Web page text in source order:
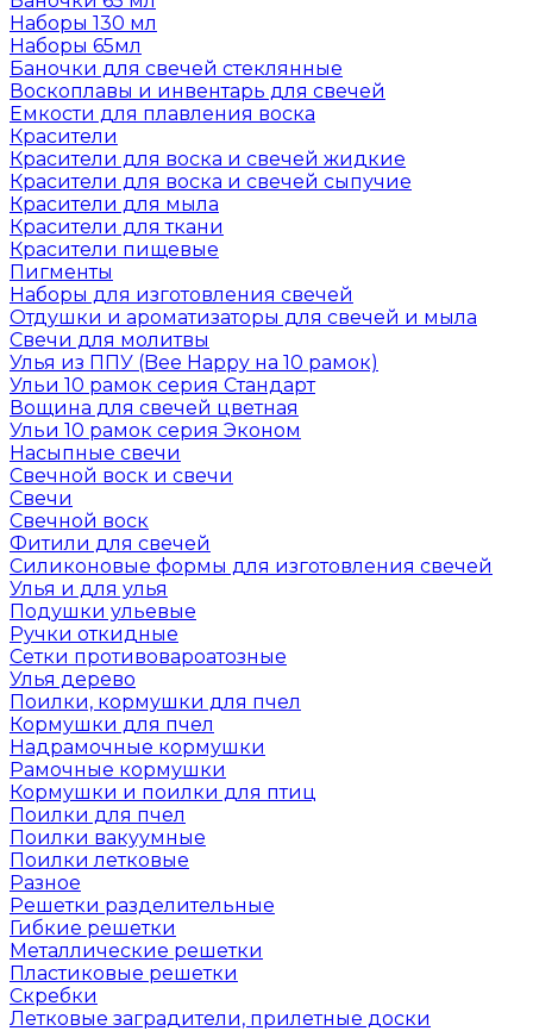
Наборы 130 мл
Наборы 65мл
Баночки для свечей стеклянные
Воскоплавы и инвентарь для свечей
Емкости для плавления воска
Красители
Красители для воска и свечей жидкие
Красители для воска и свечей сыпучие
Красители для мыла
Красители для ткани
Красители пищевые
Пигменты
Наборы для изготовления свечей
Отдушки и ароматизаторы для свечей и мыла
Свечи для молитвы
Улья из ППУ (Bee Happy на 10 рамок)
Ульи 10 рамок серия Стандарт
Вощина для свечей цветная
Ульи 10 рамок серия Эконом
Насыпные свечи
Свечной воск и свечи
Свечи
Свечной воск
Фитили для свечей
Силиконовые формы для изготовления свечей
Улья и для улья
Подушки ульевые
Ручки откидные
Сетки противовароатозные
Улья дерево
Поилки, кормушки для пчел
Кормушки для пчел
Надрамочные кормушки
Рамочные кормушки
Кормушки и поилки для птиц
Поилки для пчел
Поилки вакуумные
Поилки летковые
Разное
Решетки разделительные
Гибкие решетки
Металлические решетки
Пластиковые решетки
Скребки
Летковые заградители, прилетные доски